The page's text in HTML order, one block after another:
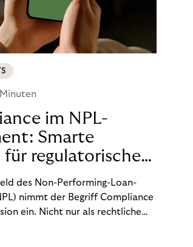
im NPL-
Smarte
für regulatorische
des Non-Performing-Loan-
nimmt der Begriff Compliance
ein. Nicht nur als rechtliche
In einem Umfeld steigender